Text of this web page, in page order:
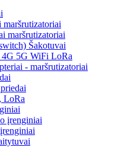
maršrutizatoriai
Šakotuvai
4G 5G WiFi LoRa
- maršrutizatoriai
LoRa
įrenginiai